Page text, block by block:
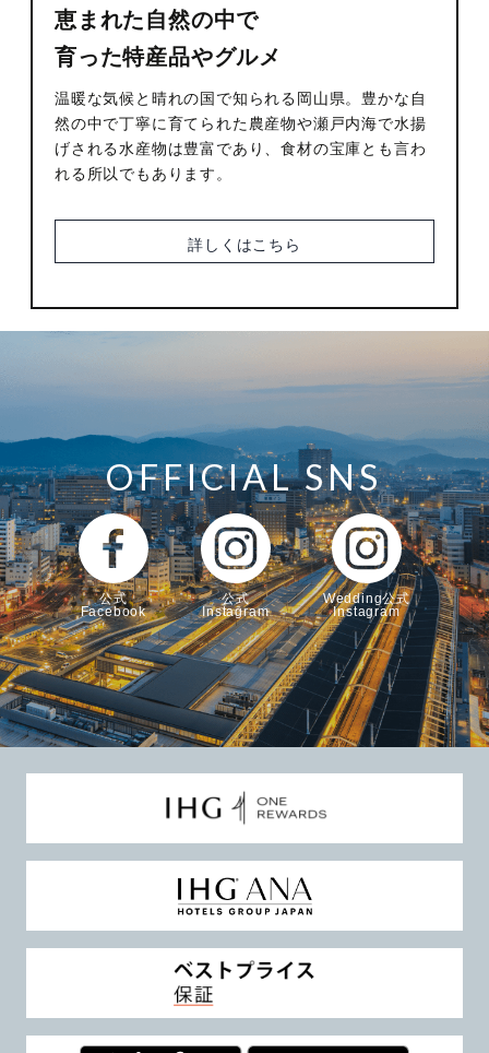
恵まれた自然の中で
育った特産品やグルメ
温暖な気候と晴れの国で知られる岡山県。豊かな自
然の中で丁寧に育てられた農産物や瀬戸内海で水揚
げされる水産物は豊富であり、食材の宝庫とも言わ
れる所以でもあります。
詳しくはこちら
OFFICIAL SNS
公式
Facebook
公式
Instagram
Wedding公式
Instagram